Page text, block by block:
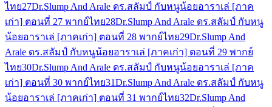
ไทย27Dr.Slump And Arale ดร.สลัมป์ กับหนูน้อยอาราเล่ [ภาค
เก่า] ตอนที่ 27 พากย์ไทย28Dr.Slump And Arale ดร.สลัมป์ กับหนู
น้อยอาราเล่ [ภาคเก่า] ตอนที่ 28 พากย์ไทย29Dr.Slump And
Arale ดร.สลัมป์ กับหนูน้อยอาราเล่ [ภาคเก่า] ตอนที่ 29 พากย์
ไทย30Dr.Slump And Arale ดร.สลัมป์ กับหนูน้อยอาราเล่ [ภาค
เก่า] ตอนที่ 30 พากย์ไทย31Dr.Slump And Arale ดร.สลัมป์ กับหนู
น้อยอาราเล่ [ภาคเก่า] ตอนที่ 31 พากย์ไทย32Dr.Slump And